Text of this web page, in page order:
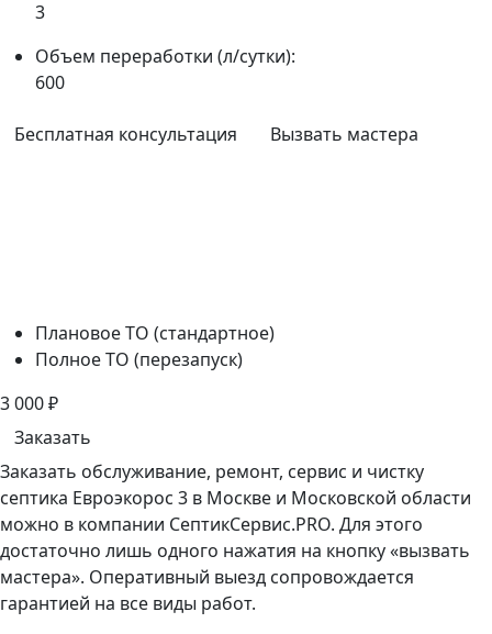
3
Объем переработки (л/сутки):
600
Бесплатная консультация Вызвать мастера
Плановое ТО (стандартное)
Полное ТО (перезапуск)
3 000₽
Заказать
Заказать обслуживание, ремонт, сервис и чистку
септика Евроэкорос 3 в Москве и Московской области
можно в компании СептикСервис.PRO. Для этого
достаточно лишь одного нажатия на кнопку «вызвать
мастера». Оперативный выезд сопровождается
гарантией на все виды работ.